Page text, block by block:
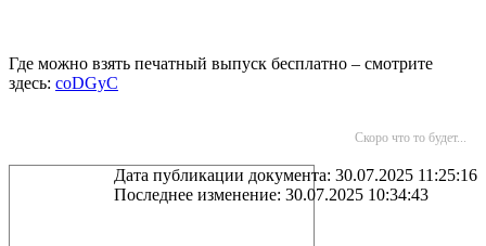
Где можно взять печатный выпуск бесплатно – смотрите
здесь: coDGyC
Скоро что то будет...
Дата публикации документа: 30.07.2025 11:25:16
Последнее изменение: 30.07.2025 10:34:43